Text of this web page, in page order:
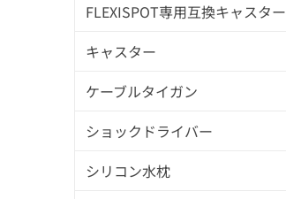
FLEXISPOT専用互換キャスター
キャスター
ケーブルタイガン
ショックドライバー
シリコン水枕